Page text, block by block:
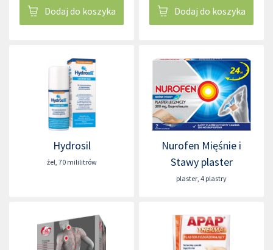
Dodaj do koszyka Dodaj do koszyka
Hydrosil
żel, 70 mililitrów
Nurofen Mięśnie i
Stawy plaster
plaster, 4 plastry